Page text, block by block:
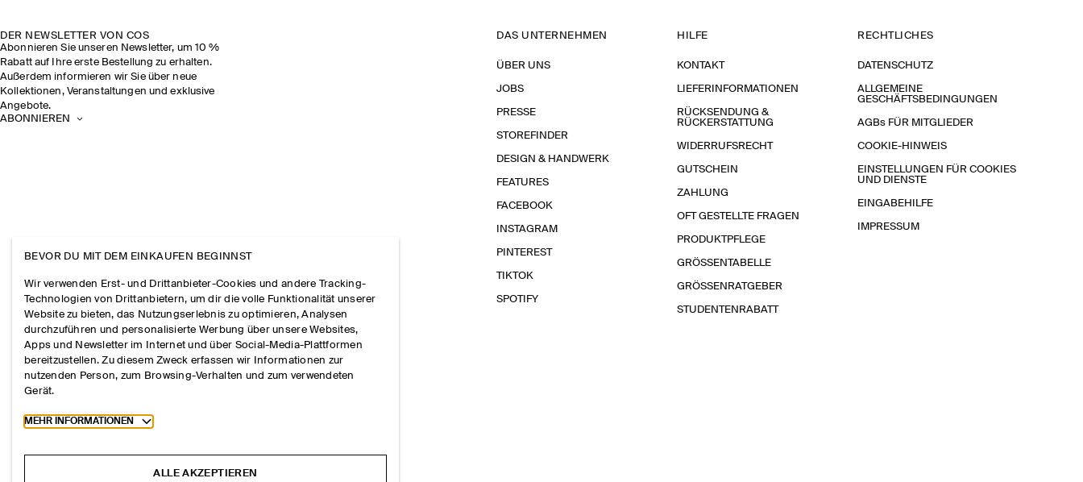
DER NEWSLETTER VON COS
Abonnieren Sie unseren Newsletter, um 10 %
Rabatt auf Ihre erste Bestellung zu erhalten.
Außerdem informieren wir Sie über neue
Kollektionen, Veranstaltungen und exklusive
Angebote.
ABONNIEREN
DAS UNTERNEHMEN
ÜBER UNS
JOBS
PRESSE
STOREFINDER
DESIGN & HANDWERK
FEATURES
FACEBOOK
INSTAGRAM
PINTEREST
TIKTOK
SPOTIFY
HILFE
KONTAKT
LIEFERINFORMATIONEN
RÜCKSENDUNG &
RÜCKERSTATTUNG
WIDERRUFSRECHT
GUTSCHEIN
ZAHLUNG
OFT GESTELLTE FRAGEN
PRODUKTPFLEGE
GRÖSSENTABELLE
GRÖSSENRATGEBER
STUDENTENRABATT
RECHTLICHES
DATENSCHUTZ
ALLGEMEINE
GESCHÄFTSBEDINGUNGEN
AGBs FÜR MITGLIEDER
COOKIE-HINWEIS
EINSTELLUNGEN FÜR COOKIES
UND DIENSTE
EINGABEHILFE
IMPRESSUM
BEVOR DU MIT DEM EINKAUFEN BEGINNST
Wir verwenden Erst- und Drittanbieter-Cookies und andere Tracking-
Technologien von Drittanbietern, um dir die volle Funktionalität unserer
Website zu bieten, das Nutzungserlebnis zu optimieren, Analysen
durchzuführen und personalisierte Werbung über unsere Websites,
Apps und Newsletter im Internet und über Social-Media-Plattformen
bereitzustellen. Zu diesem Zweck erfassen wir Informationen zur
nutzenden Person, zum Browsing-Verhalten und zum verwendeten
Gerät.
Toggle more cookie information
MEHR INFORMATIONEN
ALLE AKZEPTIEREN